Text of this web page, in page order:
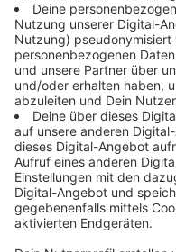
Deutschland
Italien
Belgien
Niederlande
Spanien